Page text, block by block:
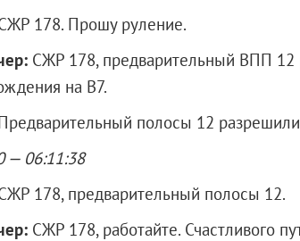
178. Прошу руление.
СЖР 178, предварительный ВПП
на В7.
полосы 12
— 06:11:38
178, предварительный полосы 12.
СЖР 178, работайте. Счастливого